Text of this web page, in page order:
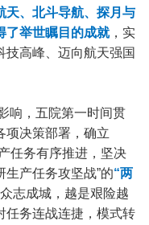
天、北斗导航、探月与
了举世瞩目的成就，实
高峰、迈向航天强国
响，五院第一时间贯
项决策部署，确立
任务有序推进，坚决
产任务攻坚战”的“两
志成城，越是艰险越
任务连战连捷，模式转